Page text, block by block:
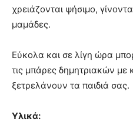
χρειάζονται ψήσιμο,
μαμάδες.
Εύκολα και σε λίγη ώρα
τις μπάρες δημητριακών
ξετρελάνουν τα παιδιά σας.
Υλικά: